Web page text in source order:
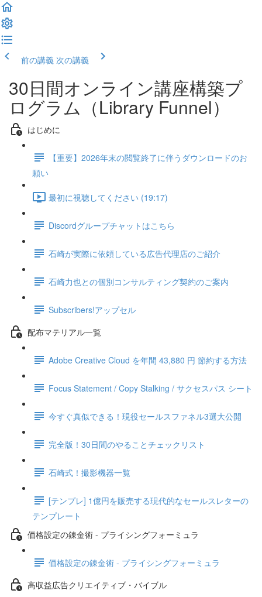
前の講義 次の講義
30日間オンライン講座構築プ
ログラム（Library Funnel）
はじめに
【重要】2026年末の閲覧終了に伴うダウンロードのお
願い
最初に視聴してください (19:17)
Discordグループチャットはこちら
石崎が実際に依頼している広告代理店のご紹介
石崎力也との個別コンサルティング契約のご案内
Subscribers!アップセル
配布マテリアル一覧
Adobe Creative Cloud を年間 43,880 円 節約する方法
Focus Statement / Copy Stalking / サクセスパス シート
今すぐ真似できる！現役セールスファネル3選大公開
完全版！30日間のやることチェックリスト
石崎式！撮影機器一覧
[テンプレ] 1億円を販売する現代的なセールスレターの
テンプレート
価格設定の錬金術 - プライシングフォーミュラ
価格設定の錬金術 - プライシングフォーミュラ
高収益広告クリエイティブ・バイブル